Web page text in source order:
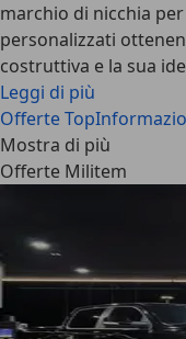
marchio di nicchia
personalizzati
costruttiva e la sua
Leggi di più
Offerte Top
Mostra di più
Offerte Militem